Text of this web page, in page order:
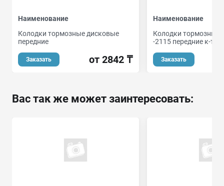
Наименование
Колодки тормозные дисковые
передние
Заказать от 2842 ₸
Наименование
Колодки тормозные
-2115 передние к-т
Заказать
Вас так же может заинтересовать: